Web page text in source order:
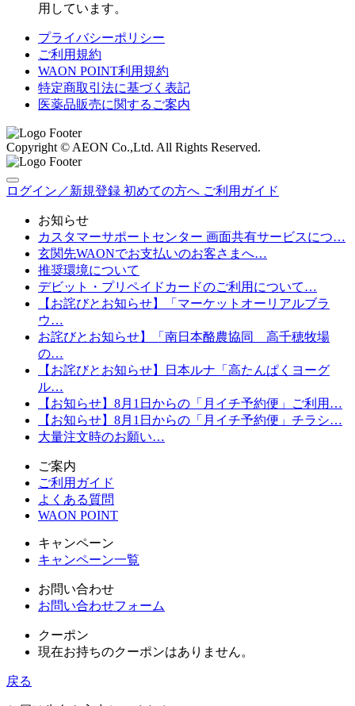
用しています。
プライバシーポリシー
ご利用規約
WAON POINT利用規約
特定商取引法に基づく表記
医薬品販売に関するご案内
Copyright © AEON Co.,Ltd. All Rights Reserved.
ログイン／新規登録 初めての方へ ご利用ガイド
お知らせ
カスタマーサポートセンター 画面共有サービスにつ…
玄関先WAONでお支払いのお客さまへ…
推奨環境について
デビット・プリペイドカードのご利用について…
【お詫びとお知らせ】「マーケットオーリアルブラ
ウ…
お詫びとお知らせ】「南日本酪農協同 高千穂牧場
の…
【お詫びとお知らせ】日本ルナ「高たんぱくヨーグ
ル…
【お知らせ】8月1日からの「月イチ予約便」ご利用…
【お知らせ】8月1日からの「月イチ予約便」チラシ…
大量注文時のお願い…
ご案内
ご利用ガイド
よくある質問
WAON POINT
キャンペーン
キャンペーン一覧
お問い合わせ
お問い合わせフォーム
クーポン
現在お持ちのクーポンはありません。
戻る